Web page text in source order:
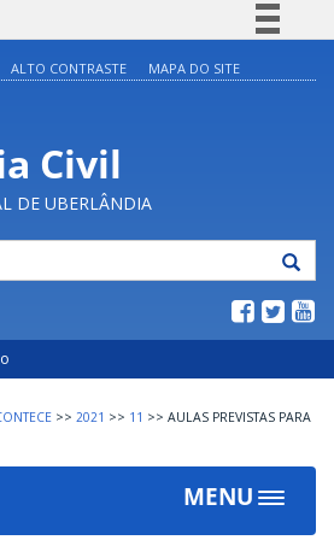
Legislação
Canais
ALTO CONTRASTE MAPA DO SITE
Civil
DE UBERLÂNDIA
>> 2021 >> 11 >> AULAS PREVISTAS PARA
MENU
Toggle